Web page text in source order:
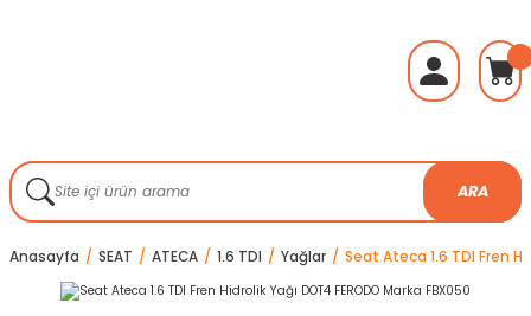
ARA
Anasayfa SEAT ATECA 1.6 TDI Yağlar Seat Ateca 1.6 TDI Fren